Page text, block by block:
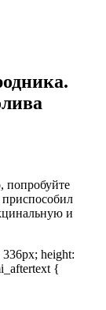
попробуйте
и
height:
{